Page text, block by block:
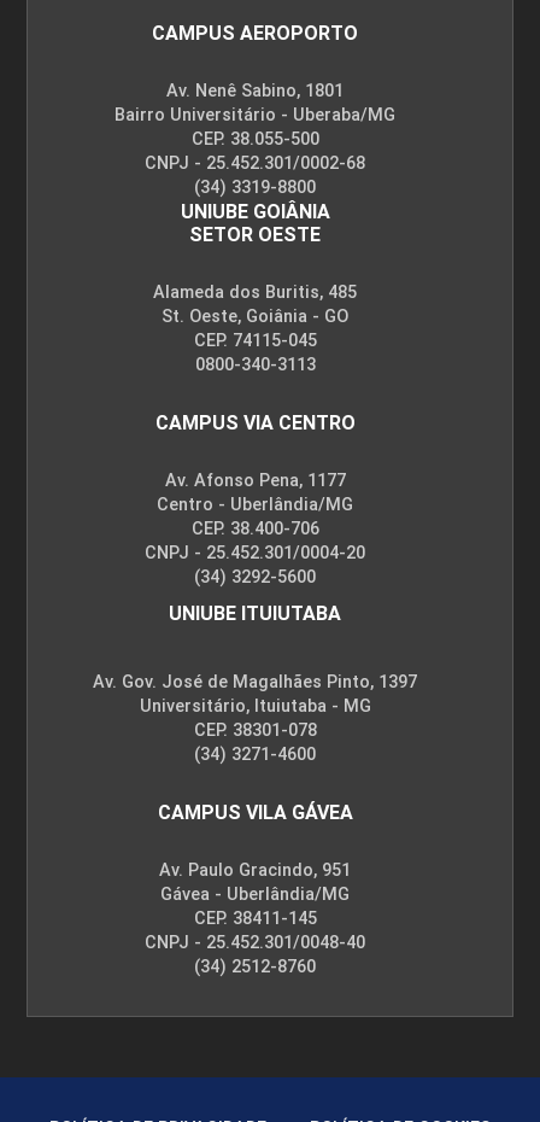
CAMPUS AEROPORTO
Av. Nenê Sabino, 1801
Bairro Universitário - Uberaba/MG
CEP. 38.055-500
CNPJ - 25.452.301/0002-68
(34) 3319-8800
UNIUBE GOIÂNIA
SETOR OESTE
Alameda dos Buritis, 485
St. Oeste, Goiânia - GO
CEP. 74115-045
0800-340-3113
CAMPUS VIA CENTRO
Av. Afonso Pena, 1177
Centro - Uberlândia/MG
CEP. 38.400-706
CNPJ - 25.452.301/0004-20
(34) 3292-5600
UNIUBE ITUIUTABA
Av. Gov. José de Magalhães Pinto, 1397
Universitário, Ituiutaba - MG
CEP. 38301-078
(34) 3271-4600
CAMPUS VILA GÁVEA
Av. Paulo Gracindo, 951
Gávea - Uberlândia/MG
CEP. 38411-145
CNPJ - 25.452.301/0048-40
(34) 2512-8760